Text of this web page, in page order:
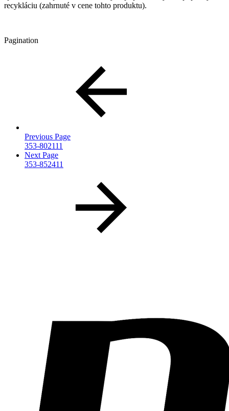
recykláciu (zahrnuté v cene tohto produktu).
Pagination
Previous Page
353-802111
Next Page
353-852411